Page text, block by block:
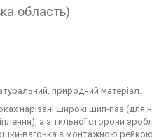
область)
природний матеріал.
нарізані широкі шип-паз (для
а з тильної сторони
вагонка з монтажною рейкою.